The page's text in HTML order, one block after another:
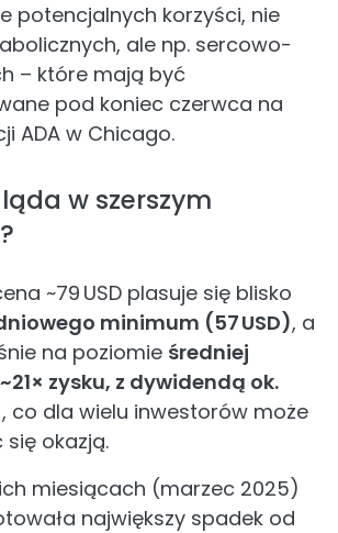
potencjalnych korzyści, nie
ale np. sercowo-
– które mają być
pod koniec czerwca na
ADA w Chicago.
w szerszym
~79 USD plasuje się blisko
minimum (57 USD), a
na poziomie średniej
zysku, z dywidendą ok.
, co dla wielu inwestorów może
okazją.
miesiącach (marzec 2025)
największy spadek od